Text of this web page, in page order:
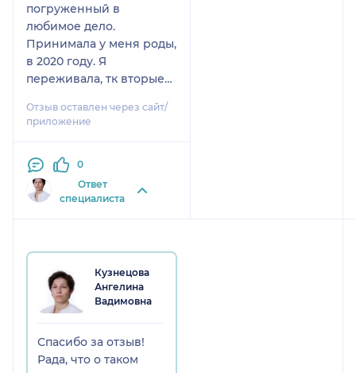
погруженный в
любимое дело.
Принимала у меня роды,
в 2020 году. Я
переживала, тк вторые
мужем, но, ограничения,
внесли коррективы.
момент, рядом со мной
была Ангелина
Вадимовна - очень
добрым отношением.
Очень помогла и в
период сваток - всегда
была рядом, делала
дышать, отвлекала, и в
процессе самих родов -
Отзыв оставлен через сайт/
приложение
0
Ответ
специалиста
Кузнецова
Ангелина
Вадимовна
Спасибо за отзыв!
Рада, что о таком